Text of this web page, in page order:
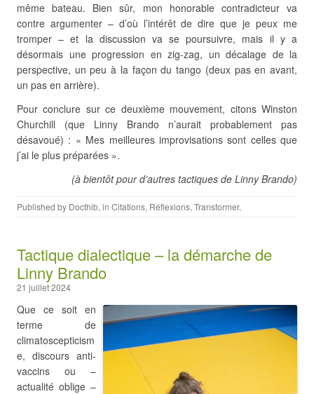
même bateau. Bien sûr, mon honorable contradicteur va
contre argumenter – d’où l’intérêt de dire que je peux me
tromper – et la discussion va se poursuivre, mais il y a
désormais une progression en zig-zag, un décalage de la
perspective, un peu à la façon du tango (deux pas en avant,
un pas en arrière).
Pour conclure sur ce deuxième mouvement, citons Winston
Churchill (que Linny Brando n’aurait probablement pas
désavoué) : « Mes meilleures improvisations sont celles que
j’ai le plus préparées ».
(à bientôt pour d’autres tactiques de Linny Brando)
Published by Docthib, in Citations, Réflexions, Transformer.
Tactique dialectique – la démarche de
Linny Brando
21 juillet 2024
Que ce soit en
terme de
climatoscepticism
e, discours anti-
vaccins ou –
actualité oblige –